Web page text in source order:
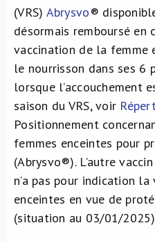
(VRS) Abrysvo®
désormais remboursé en
vaccination de la femme
le nourrisson dans ses 6
lorsque l’accouchement
saison du VRS, voir
Positionnement
femmes enceintes pour
(Abrysvo®). L’autre
n’a pas pour indication
enceintes en vue de
(situation au 03/01/